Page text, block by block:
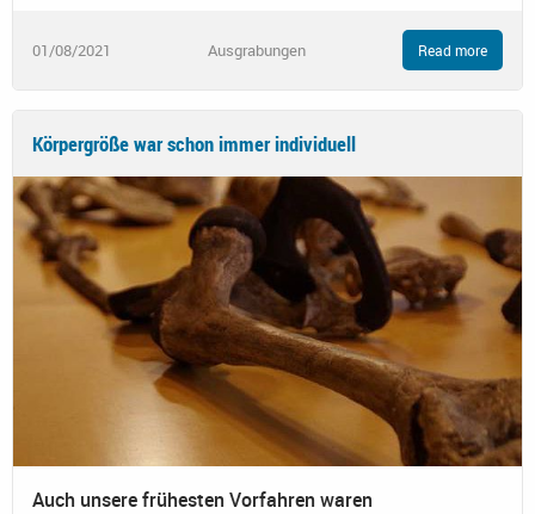
01/08/2021 Ausgrabungen Read more
Körpergröße war schon immer individuell
Auch unsere frühesten Vorfahren waren